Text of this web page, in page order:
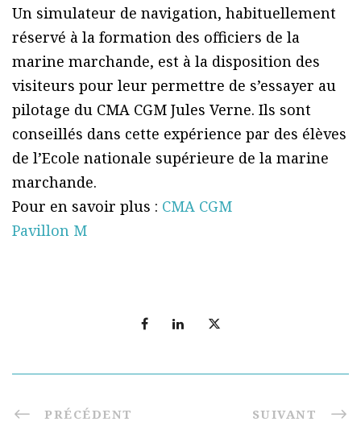
Un simulateur de navigation, habituellement
réservé à la formation des officiers de la
marine marchande, est à la disposition des
visiteurs pour leur permettre de s’essayer au
pilotage du CMA CGM Jules Verne. Ils sont
conseillés dans cette expérience par des élèves
de l’Ecole nationale supérieure de la marine
marchande.
Pour en savoir plus : CMA CGM
Pavillon M
PRÉCÉDENT SUIVANT